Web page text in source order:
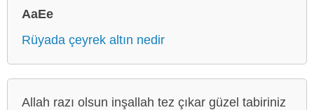
AaEe
Rüyada çeyrek altın nedir
Allah razı olsun inşallah tez çıkar güzel tabiriniz